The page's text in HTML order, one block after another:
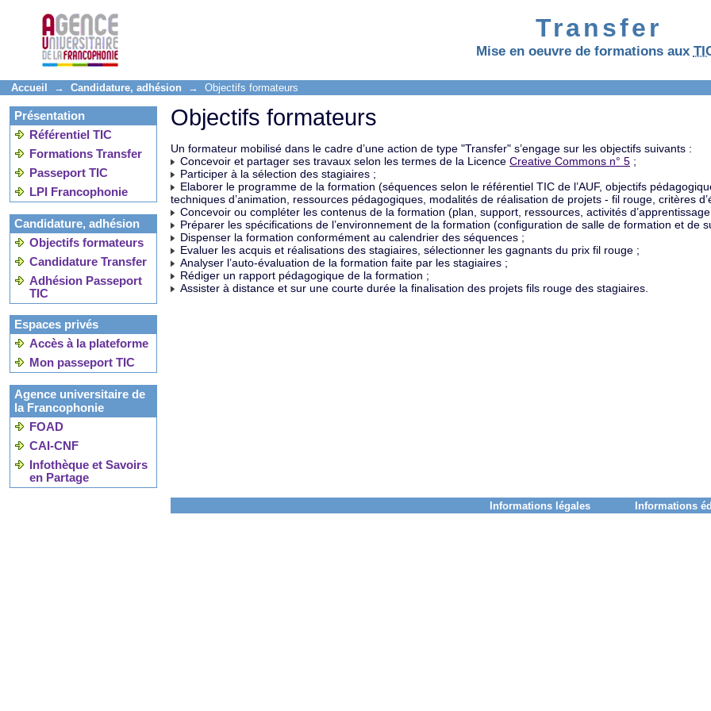
Transfer
Mise en oeuvre de formations aux
Accueil → Candidature, adhésion → Objectifs formateurs
Présentation
Référentiel TIC
Formations Transfer
Passeport TIC
LPI Francophonie
Candidature, adhésion
Objectifs formateurs
Candidature Transfer
Adhésion Passeport
TIC
Espaces privés
Accès à la plateforme
Mon passeport TIC
Agence universitaire de
la Francophonie
FOAD
CAI-CNF
Infothèque et Savoirs
en Partage
Objectifs formateurs
Un formateur mobilisé dans le cadre d’une action de type "Transfer" s’engage sur les objectifs suivants :
Concevoir et partager ses travaux selon les termes de la Licence Creative Commons n° 5 ;
Participer à la sélection des stagiaires ;
Elaborer le programme de la formation (séquences selon le référentiel TIC de l’AUF, objectifs
techniques d’animation, ressources pédagogiques, modalités de réalisation de projets - fil rouge, critères
Concevoir ou compléter les contenus de la formation (plan, support, ressources, activités
Préparer les spécifications de l’environnement de la formation (configuration de salle de formation et de
Dispenser la formation conformément au calendrier des séquences ;
Evaluer les acquis et réalisations des stagiaires, sélectionner les gagnants du prix fil rouge ;
Analyser l’auto-évaluation de la formation faite par les stagiaires ;
Rédiger un rapport pédagogique de la formation ;
Assister à distance et sur une courte durée la finalisation des projets fils rouge des stagiaires.
Informations légales Informations